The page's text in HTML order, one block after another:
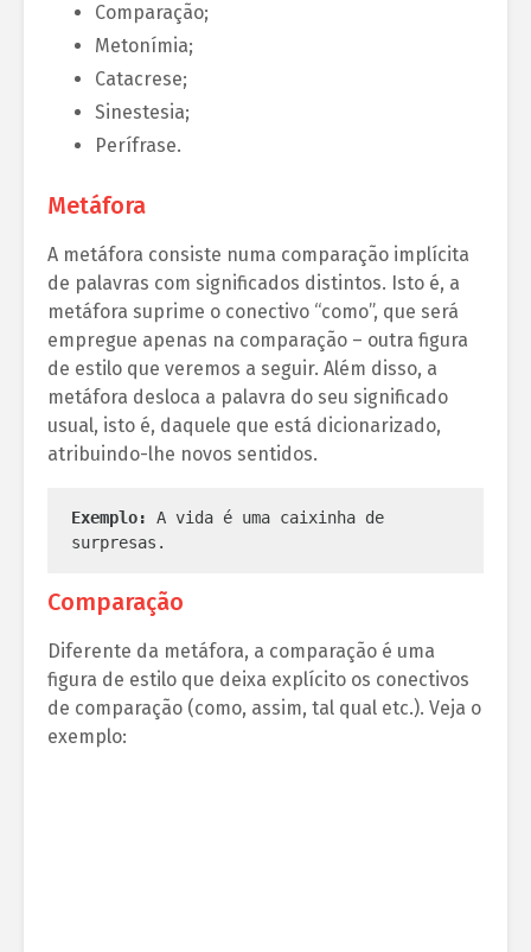
Comparação;
Metonímia;
Catacrese;
Sinestesia;
Perífrase.
Metáfora
A metáfora consiste numa comparação implícita
de palavras com significados distintos. Isto é, a
metáfora suprime o conectivo “como”, que será
empregue apenas na comparação – outra figura
de estilo que veremos a seguir. Além disso, a
metáfora desloca a palavra do seu significado
usual, isto é, daquele que está dicionarizado,
atribuindo-lhe novos sentidos.
Exemplo:
A vida é uma caixinha de
surpresas.
Comparação
Diferente da metáfora, a comparação é uma
figura de estilo que deixa explícito os conectivos
de comparação (como, assim, tal qual etc.). Veja o
exemplo: